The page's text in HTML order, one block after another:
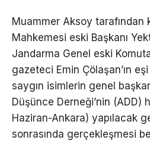
Muammer Aksoy tarafından
Mahkemesi eski Başkanı
Jandarma Genel eski
gazeteci Emin Çölaşan’ın
saygın isimlerin genel
Düşünce Derneği’nin (ADD)
Haziran-Ankara) yapılacak
sonrasında gerçekleşmesi